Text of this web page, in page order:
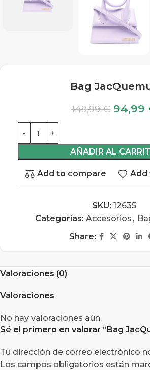
Bag
149,99€ 94,99
AÑADIR AL
Add to compare Add
SKU: 12635
Categorías: Accesorios ,
Share:
Valoraciones (0)
Valoraciones
No hay valoraciones aún.
Sé el primero en valorar “Bag
Tu dirección de correo electrónico
Los campos obligatorios están